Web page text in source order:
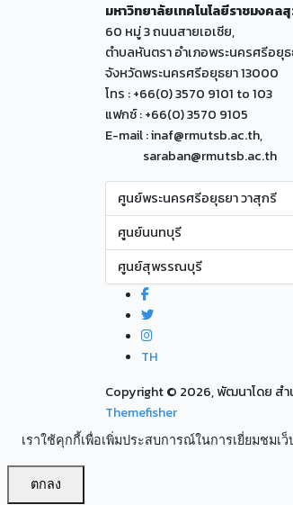
มหาวิทยาลัยเทคโนโลยีราชมงค
60 หมู่ 3 ถนนสายเอเซีย,
ตำบลหันตรา อำเภอพระนครศรีอยุ
จังหวัดพระนครศรีอยุธยา 13000
โทร : +66(0) 3570 9101 to 103
แฟกซ์ : +66(0) 3570 9105
E-mail : inaf@rmutsb.ac.th,
saraban@rmutsb.ac.th
ศูนย์พระนครศรีอยุธยา วาสุกรี
ศูนย์นนทบุรี
ศูนย์สุพรรณบุรี
TH
Copyright © 2026, พัฒนาโดย สำ
Themefisher
เราใช้คุกกี้เพื่อเพิ่มประสบการณ์ในการเยี่ยมช
ตกลง